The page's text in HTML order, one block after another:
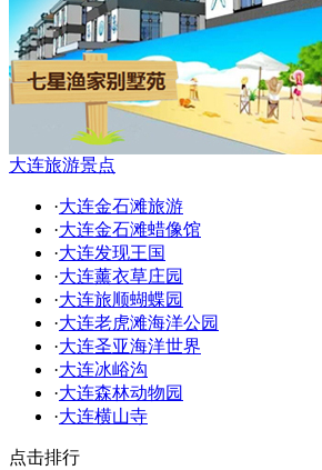
大连旅游景点
·大连金石滩旅游
·大连金石滩蜡像馆
·大连发现王国
·大连薰衣草庄园
·大连旅顺蝴蝶园
·大连老虎滩海洋公园
·大连圣亚海洋世界
·大连冰峪沟
·大连森林动物园
·大连横山寺
点击排行